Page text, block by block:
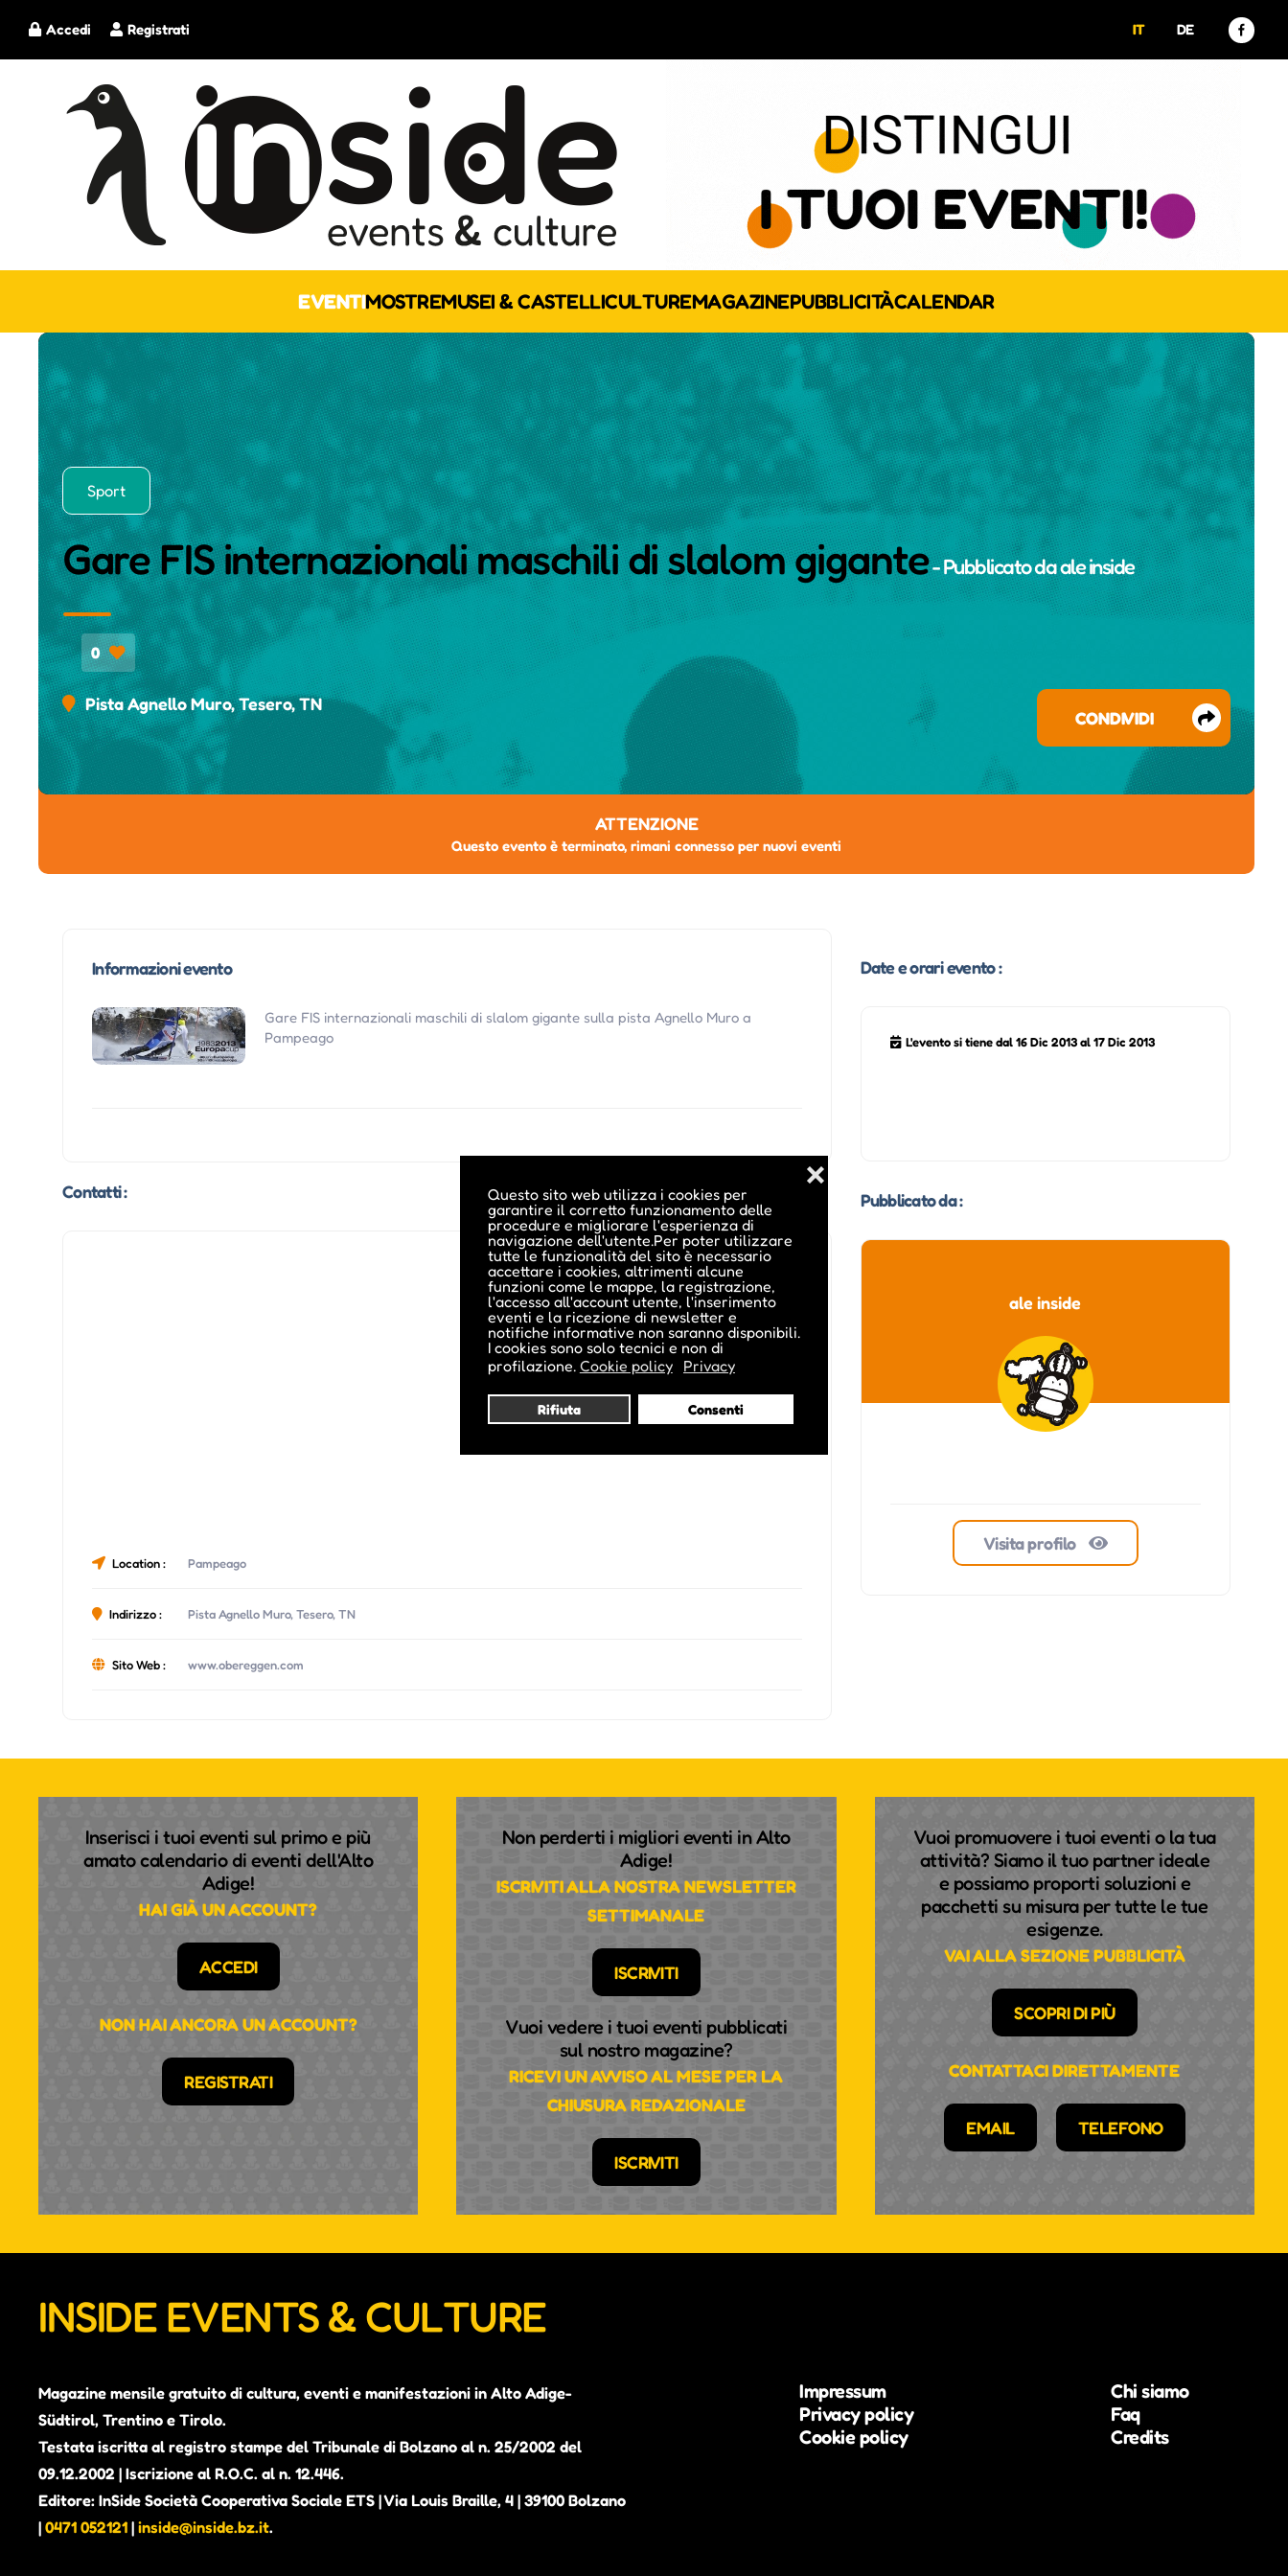
Questo sito web utilizza i cookies per
garantire il corretto funzionamento delle
procedure e migliorare l'esperienza di
navigazione dell'utente.Per poter utilizzare
tutte le funzionalità del sito è necessario
accettare i cookies, altrimenti alcune
funzioni come le mappe, la registrazione,
l'accesso all'account utente, l'inserimento
eventi e la ricezione di newsletter e
notifiche informative non saranno disponibili.
I cookies sono solo tecnici e non di
profilazione. Cookie policy Privacy
Rifiuta Consenti
❌
Registrati
Accedi IT DE
EVENTIMOSTREMUSEI & CASTELLICULTUREMAGAZINEPUBBLICITÀCALENDAR
Sport
Gare FIS internazionali maschili di slalom gigante- Pubblicato daale inside
0
Pista Agnello Muro, Tesero, TN
CONDIVIDI
ATTENZIONE
Questo evento è terminato, rimani connesso per nuovi eventi
Informazioni evento
Gare FIS internazionali maschili di slalom gigante sulla pista Agnello Muro a
Pampeago
Contatti :
Location : Pampeago
Indirizzo : Pista Agnello Muro, Tesero, TN
Sito Web : www.obereggen.com
Date e orari evento :
L'evento si tiene dal 16 Dic 2013 al 17 Dic 2013
Pubblicato da :
ale inside
Visita profilo
Inserisci i tuoi eventi sul primo e più
amato calendario di eventi dell'Alto
Adige!
HAI GIÀ UN ACCOUNT?
ACCEDI
NON HAI ANCORA UN ACCOUNT?
REGISTRATI
Non perderti i migliori eventi in Alto
Adige!
ISCRIVITI ALLA NOSTRA NEWSLETTER
SETTIMANALE
ISCRIVITI
Vuoi vedere i tuoi eventi pubblicati
sul nostro magazine?
RICEVI UN AVVISO AL MESE PER LA
CHIUSURA REDAZIONALE
ISCRIVITI
Vuoi promuovere i tuoi eventi o la tua
attività? Siamo il tuo partner ideale
e possiamo proporti soluzioni e
pacchetti su misura per tutte le tue
esigenze.
VAI ALLA SEZIONE PUBBLICITÀ
SCOPRI DI PIÙ
CONTATTACI DIRETTAMENTE
EMAIL TELEFONO
INSIDE EVENTS & CULTURE
Magazine mensile gratuito di cultura, eventi e manifestazioni in Alto Adige-
Südtirol, Trentino e Tirolo.
Testata iscritta al registro stampe del Tribunale di Bolzano al n. 25/2002 del
09.12.2002 | Iscrizione al R.O.C. al n. 12.446.
Editore: InSide Società Cooperativa Sociale ETS | Via Louis Braille, 4 | 39100 Bolzano
| 0471 052121 | inside@inside.bz.it.
Impressum
Privacy policy
Cookie policy
Chi siamo
Faq
Credits